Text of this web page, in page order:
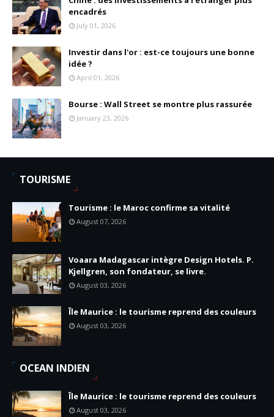
encadrés
July 01, 2026
Investir dans l'or : est-ce toujours une bonne
idée ?
April 01, 2026
Bourse : Wall Street se montre plus rassurée
January 23, 2026
TOURISME
Tourisme : le Maroc confirme sa vitalité
August 07, 2026
Voaara Madagascar intègre Design Hotels. P.
Kjellgren, son fondateur, se livre.
August 03, 2026
Île Maurice : le tourisme reprend des couleurs
August 03, 2026
OCEAN INDIEN
Île Maurice : le tourisme reprend des couleurs
August 03, 2026